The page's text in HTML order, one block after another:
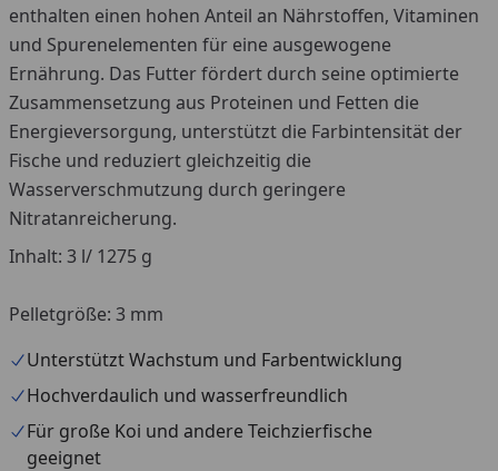
enthalten einen hohen Anteil an Nährstoffen, Vitaminen
und Spurenelementen für eine ausgewogene
Ernährung. Das Futter fördert durch seine optimierte
Zusammensetzung aus Proteinen und Fetten die
Energieversorgung, unterstützt die Farbintensität der
Fische und reduziert gleichzeitig die
Wasserverschmutzung durch geringere
Nitratanreicherung.
Inhalt: 3 l/ 1275 g
Pelletgröße: 3 mm
Unterstützt Wachstum und Farbentwicklung
Hochverdaulich und wasserfreundlich
Für große Koi und andere Teichzierfische
geeignet